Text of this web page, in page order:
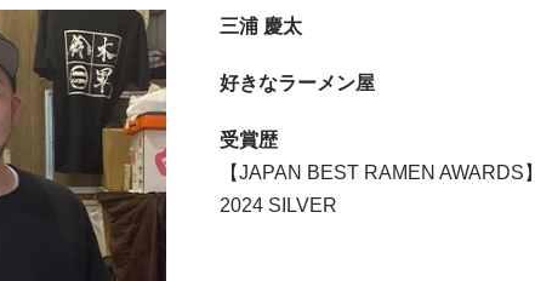
三浦 慶太
好きなラーメン屋
受賞歴
【JAPAN BEST RAMEN AWARDS】
2024 SILVER